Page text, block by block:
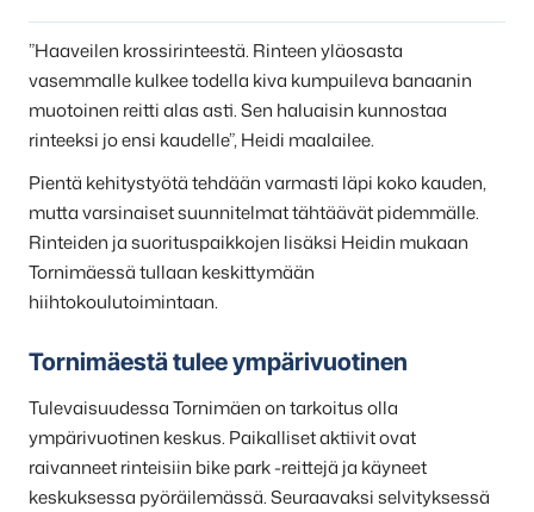
”Haaveilen krossirinteestä. Rinteen yläosasta
vasemmalle kulkee todella kiva kumpuileva banaanin
muotoinen reitti alas asti. Sen haluaisin kunnostaa
rinteeksi jo ensi kaudelle”, Heidi maalailee.
Pientä kehitystyötä tehdään varmasti läpi koko kauden,
mutta varsinaiset suunnitelmat tähtäävät pidemmälle.
Rinteiden ja suorituspaikkojen lisäksi Heidin mukaan
Tornimäessä tullaan keskittymään
hiihtokoulutoimintaan.
Tornimäestä tulee ympärivuotinen
Tulevaisuudessa Tornimäen on tarkoitus olla
ympärivuotinen keskus. Paikalliset aktiivit ovat
raivanneet rinteisiin bike park -reittejä ja käyneet
keskuksessa pyöräilemässä. Seuraavaksi selvityksessä